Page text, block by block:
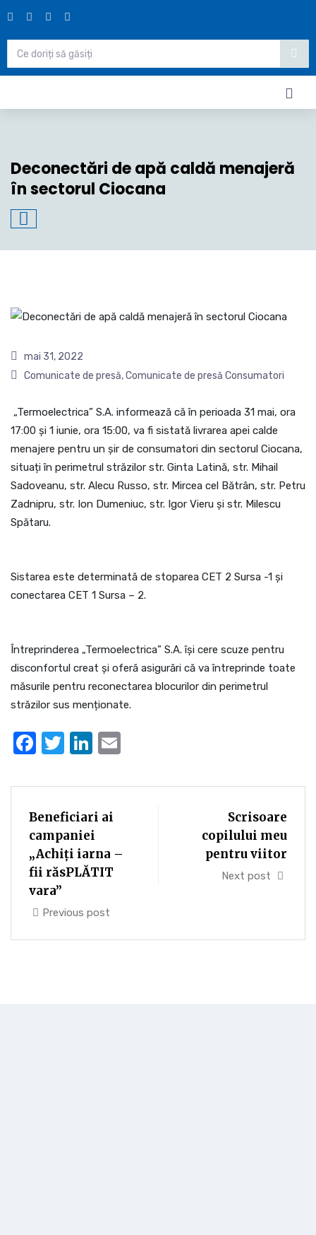
Deconectări de apă caldă menajeră
în sectorul Ciocana
mai 31, 2022
Comunicate de presă,Comunicate de presă Consumatori
„Termoelectrica” S.A. informează că în perioada 31 mai, ora
17:00 și 1 iunie, ora 15:00, va fi sistată livrarea apei calde
menajere pentru un șir de consumatori din sectorul Ciocana,
situați în perimetrul străzilor str. Ginta Latină, str. Mihail
Sadoveanu, str. Alecu Russo, str. Mircea cel Bătrân, str. Petru
Zadnipru, str. Ion Dumeniuc, str. Igor Vieru și str. Milescu
Spătaru.
Sistarea este determinată de stoparea CET 2 Sursa -1 și
conectarea CET 1 Sursa – 2.
Întreprinderea „Termoelectrica” S.A. îşi cere scuze pentru
disconfortul creat și oferă asigurări că va întreprinde toate
măsurile pentru reconectarea blocurilor din perimetrul
străzilor sus menționate.
Facebook
TwitterLinkedIn
Beneficiari ai
campaniei
„Achiți iarna –
fii răsPLĂTIT
vara”
Previous post
Scrisoare
copilului meu
pentru viitor
Next post